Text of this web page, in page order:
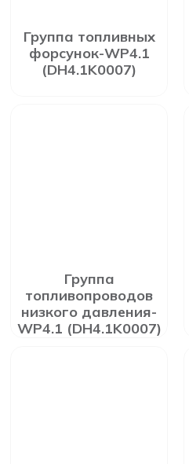
Группа топливных
форсунок-WP4.1
(DH4.1K0007)
Группа
топливопроводов
низкого давления-
WP4.1 (DH4.1K0007)